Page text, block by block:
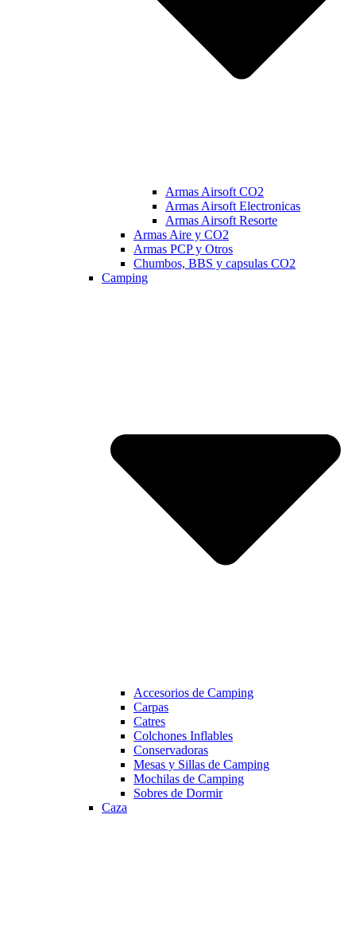
Armas Airsoft CO2
Armas Airsoft Electronicas
Armas Airsoft Resorte
Armas Aire y CO2
Armas PCP y Otros
Chumbos, BBS y capsulas CO2
Camping
Accesorios de Camping
Carpas
Catres
Colchones Inflables
Conservadoras
Mesas y Sillas de Camping
Mochilas de Camping
Sobres de Dormir
Caza